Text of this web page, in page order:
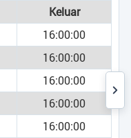
Keluar
16:00:00
16:00:00
16:00:00
16:00:00
16:00:00